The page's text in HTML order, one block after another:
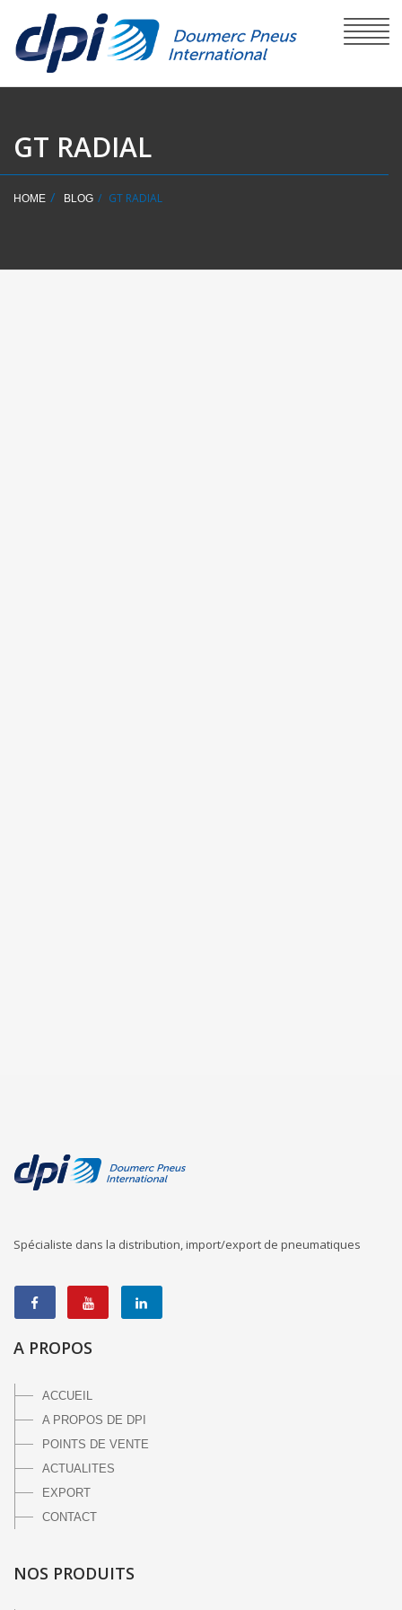
GT RADIAL
HOME BLOG GT RADIAL
Spécialiste dans la distribution, import/export de pneumatiques
A PROPOS
ACCUEIL
A PROPOS DE DPI
POINTS DE VENTE
ACTUALITES
EXPORT
CONTACT
NOS PRODUITS